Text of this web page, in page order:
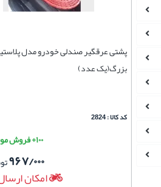
پشتی عرقگیر صندلی خودرو مدل
بزرگ(یک عدد)
کد کالا : 2824
۱۰۰+ فروش موفق
۹۶۷/۰۰۰
امکان